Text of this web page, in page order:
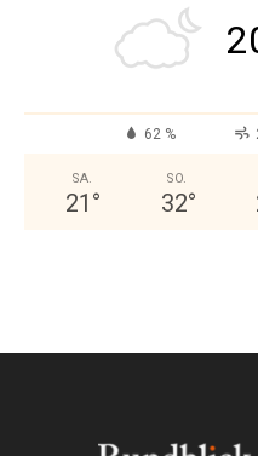
62 %
SA.
21 °
SO.
32°